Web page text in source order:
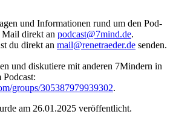
und Infor­ma­tio­nen rund um den Pod­
Mail direkt an podcast@7mind.de.
du direkt an mail@renetraeder.de senden.
und diskutiere mit anderen 7Mindern in
groups/305387979939302.
am 26.01.2025 veröffentlicht.